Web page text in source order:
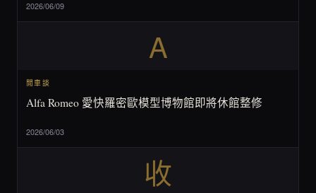
2026/06/09
A
閒車談
Alfa Romeo 愛快羅密歐模型博物館即將休館整修
2026/06/03
收